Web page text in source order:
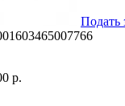
Подать
р.